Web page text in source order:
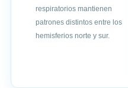
respiratorios mantienen
patrones distintos entre los
hemisferios norte y sur.